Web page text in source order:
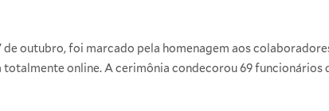
outubro, foi marcado pela homenagem aos
online. A cerimônia condecorou 69 funcionários